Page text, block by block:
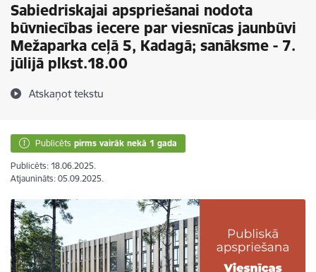
Sabiedriskajai apspriešanai nodota
būvniecības iecere par viesnīcas jaunbūvi
Mežaparka ceļā 5, Kadagā; sanāksme - 7.
jūlijā plkst.18.00
Atskaņot tekstu
Publicēts pirms vairāk nekā 1 gada
Publicēts: 18.06.2025.
Atjaunināts: 05.09.2025.